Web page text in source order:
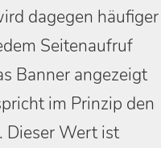
dagegen häufiger
Seitenaufruf
Banner angezeigt
im Prinzip den
Dieser Wert ist